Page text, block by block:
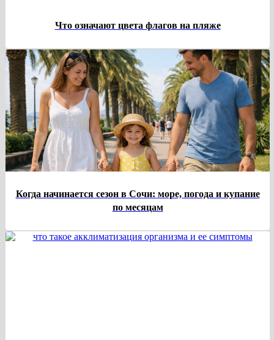
Что означают цвета флагов на пляже
Когда начинается сезон в Сочи: море, погода и купание
по месяцам